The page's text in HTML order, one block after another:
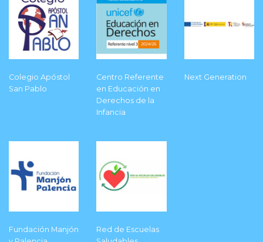
Colegio Apóstol
San Pablo
Centro Referente
en Educación en
Derechos de la
Infancia
Next Generation
Fundación Manjón
Red de Escuelas